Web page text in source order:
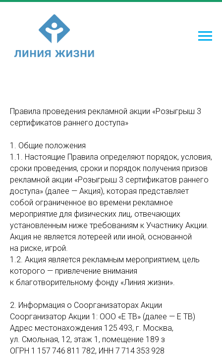
Правила проведения рекламной акции «Розыгрыш 3
сертификатов раннего доступа»
1. Общие положения
1.1. Настоящие Правила определяют порядок, условия,
сроки проведения, сроки и порядок получения призов
рекламной акции «Розыгрыш 3 сертификатов раннего
доступа» (далее — Акция), которая представляет
собой ограниченное во времени рекламное
мероприятие для физических лиц, отвечающих
установленным ниже требованиям к Участнику Акции.
Акция не является лотереей или иной, основанной
на риске, игрой.
1.2. Акция является рекламным мероприятием, цель
которого — привлечение внимания
к благотворительному фонду «Линия жизни».
2. Информация о Соорганизаторах Акции
Соорганизатор Акции 1: ООО «Е ТВ» (далее — Е ТВ)
Адрес местонахождения 125 493, г. Москва,
ул. Смольная, 12, этаж 1, помещение 189 з
ОГРН 1 157 746 811 782, ИНН 7 714 353 928